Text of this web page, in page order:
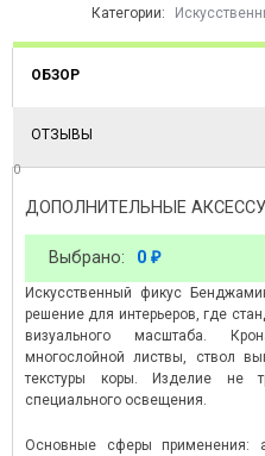
Категории:
ОБЗОР
ОТЗЫВЫ
0
ДОПОЛНИТЕЛЬНЫЕ
Выбрано: 0 ₽
Искусственный фикус
решение для интерьеров, где
визуального масштаба.
многослойной листвы, ствол
текстуры коры. Изделие не
специального освещения.
Основные сферы применения: